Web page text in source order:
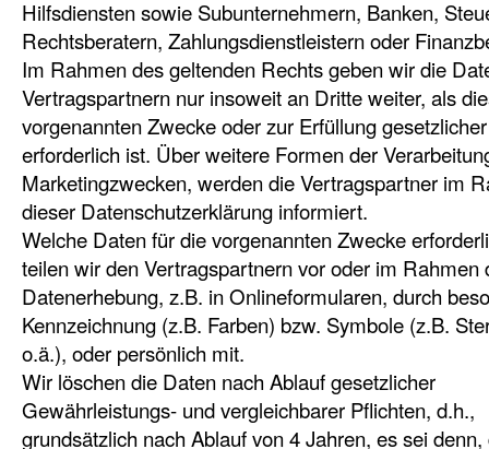
Hilfsdiensten sowie Subunternehmern, Banken,
Rechtsberatern, Zahlungsdienstleistern oder
Im Rahmen des geltenden Rechts geben wir die
Vertragspartnern nur insoweit an Dritte weiter, als
vorgenannten Zwecke oder zur Erfüllung
erforderlich ist. Über weitere Formen der
Marketingzwecken, werden die Vertragspartner im
dieser Datenschutzerklärung informiert.
Welche Daten für die vorgenannten Zwecke
teilen wir den Vertragspartnern vor oder im Rahmen
Datenerhebung, z.B. in Onlineformularen, durch
Kennzeichnung (z.B. Farben) bzw. Symbole (z.B.
o.ä.), oder persönlich mit.
Wir löschen die Daten nach Ablauf gesetzlicher
Gewährleistungs- und vergleichbarer Pflichten, d.h.,
grundsätzlich nach Ablauf von 4 Jahren, es sei